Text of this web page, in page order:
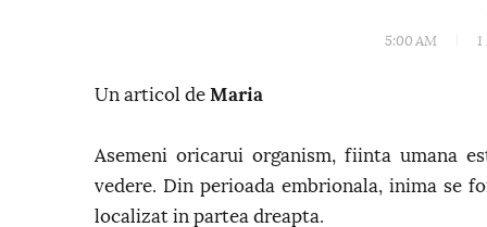
5:00 AM
Un articol de Maria
Asemeni oricarui organism, fiinta umana
vedere. Din perioada embrionala, inima se
localizat in partea dreapta.